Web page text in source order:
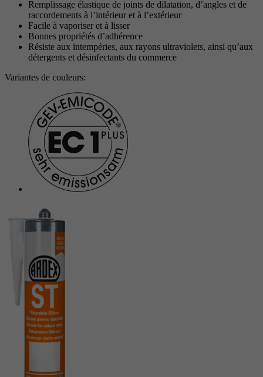
Remplissage élastique de joints de dilatation, d’angles et de
raccordements à l’intérieur et à l’extérieur
Facile à vaporiser et à lisser
Bonnes propriétés d’adhérence
Résiste aux intempéries, aux rayons ultraviolets, ainsi qu’aux
détergents et désinfectants du commerce
Variantes de couleurs:
Période 1 An
Objectif Définit les paramètres des groupes de cookies.
Prestataire .myfonts.net
Période 30 minutes
Objectif
Sert de licence pour l’utilisation d’une police
de myfonts.net.
Nom
Prestataire
Période
Objectif
avancée des scripts et des événements.
Nom _gat
Prestataire Google
Période 1 Jour
Objectif
Cookie Google pour contrôler la gestion
avancée des scripts et des événements.
Objectif Google Maps Karte für die Außendienstsuche